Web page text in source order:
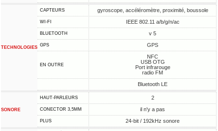
TECHNOLOGIES
CAPTEURS gyroscope, accéléromètre, proximité, boussole
WI-FI IEEE 802.11 a/b/g/n/ac
BLUETOOTH v 5
GPS GPS
EN OUTRE
NFC
USB OTG
Port infrarouge
radio FM
Bluetooth LE
SONORE
HAUT-PARLEURS 2
CONECTOR 3,5MM il n'y a pas
PLUS 24-bit / 192kHz sonore